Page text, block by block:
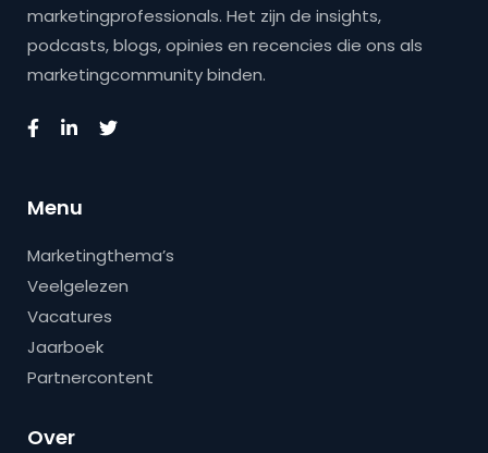
marketingprofessionals. Het zijn de insights,
podcasts, blogs, opinies en recencies die ons als
marketingcommunity binden.
Menu
Marketingthema’s
Veelgelezen
Vacatures
Jaarboek
Partnercontent
Over